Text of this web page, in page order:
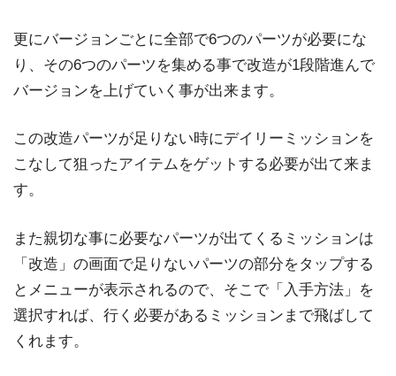
更にバージョンごとに全部で6つのパーツが必要にな
り、その6つのパーツを集める事で改造が1段階進んで
バージョンを上げていく事が出来ます。
この改造パーツが足りない時にデイリーミッションを
こなして狙ったアイテムをゲットする必要が出て来ま
す。
また親切な事に必要なパーツが出てくるミッションは
「改造」の画面で足りないパーツの部分をタップする
とメニューが表示されるので、そこで「入手方法」を
選択すれば、行く必要があるミッションまで飛ばして
くれます。